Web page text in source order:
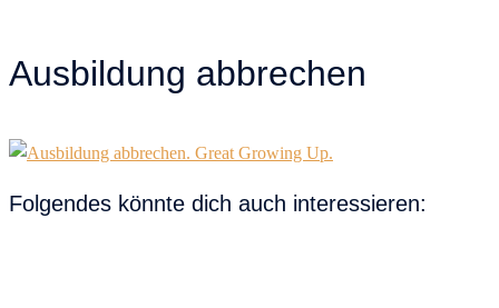
Ausbildung abbrechen
Folgendes könnte dich auch interessieren: